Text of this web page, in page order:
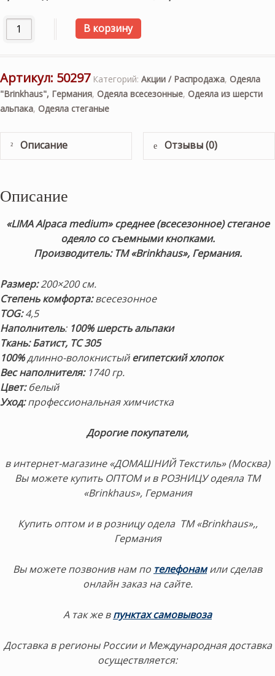
Количество товара «LIMA Alpaca medium» 200×200см.
В корзину
Артикул: 50297 Категорий: Акции / Распродажа, Одеяла
"Brinkhaus", Германия, Одеяла всесезонные, Одеяла из шерсти
альпака, Одеяла стеганые
Описание Отзывы (0)
Описание
«LIMA Alpaca medium» среднее (всесезонное) стеганое
одеяло со съемными кнопками.
Производитель: ТМ «Brinkhaus», Германия.
Размер:200×200 см.
Степень комфорта:всесезонное
TOG:4,5
Наполнитель:100% шерсть альпаки
Ткань: Батист, TC 305
100%длинно-волокнистыйегипетский хлопок
Вес наполнителя: 1740 гр.
Цвет:белый
Уход:профессиональная химчистка
Дорогие покупатели,
в интернет-магазине «ДОМАШНИЙ Текстиль» (Москва)
Вы можете купить ОПТОМ и в РОЗНИЦУ одеяла ТМ
«Brinkhaus», Германия
Купить оптом и в розницу одела ТМ «Brinkhaus»,,
Германия
Вы можете позвонив нам по телефонамили сделав
онлайн заказ на сайте.
А так же в пунктах самовывоза
Доставка в регионы России и Международная доставка
осуществляется: